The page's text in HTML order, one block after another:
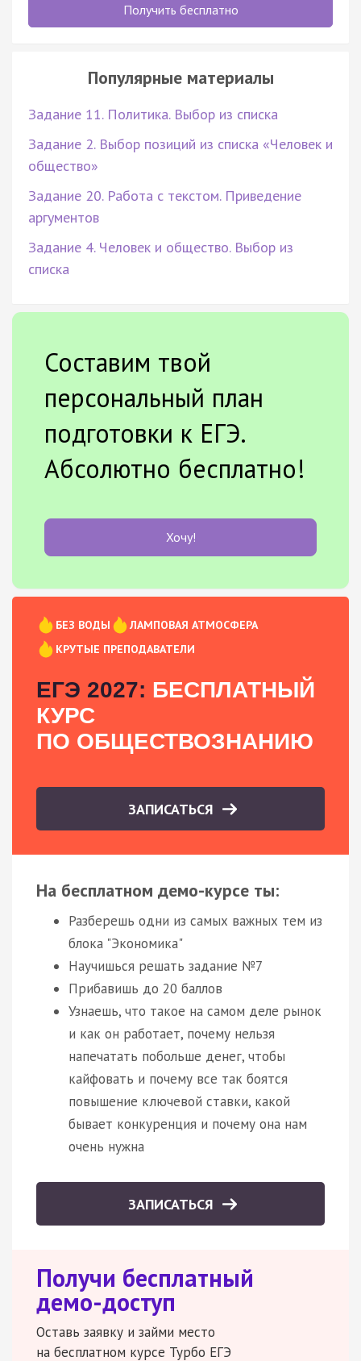
Получить бесплатно
Популярные материалы
Задание 11. Политика. Выбор из списка
Задание 2. Выбор позиций из списка «Человек и
общество»
Задание 20. Работа с текстом. Приведение
аргументов
Задание 4. Человек и общество. Выбор из
списка
Составим твой
персональный план
подготовки к ЕГЭ.
Абсолютно бесплатно!
Хочу!
БЕЗ ВОДЫ
ЛАМПОВАЯ АТМОСФЕРА
КРУТЫЕ ПРЕПОДАВАТЕЛИ
ЕГЭ 2027: БЕСПЛАТНЫЙ
КУРС
ПО ОБЩЕСТВОЗНАНИЮ
ЗАПИСАТЬСЯ
На бесплатном демо-курсе ты:
Разберешь одни из самых важных тем из
блока "Экономика"
Научишься решать задание №7
Прибавишь до 20 баллов
Узнаешь, что такое на самом деле рынок
и как он работает, почему нельзя
напечатать побольше денег, чтобы
кайфовать и почему все так боятся
повышение ключевой ставки, какой
бывает конкуренция и почему она нам
очень нужна
ЗАПИСАТЬСЯ
Получи бесплатный
демо-доступ
Оставь заявку и займи место
на бесплатном курсе Турбо ЕГЭ